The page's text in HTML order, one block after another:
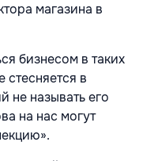
магазина в
бизнесом в таких
стесняется в
называть его
на нас могут